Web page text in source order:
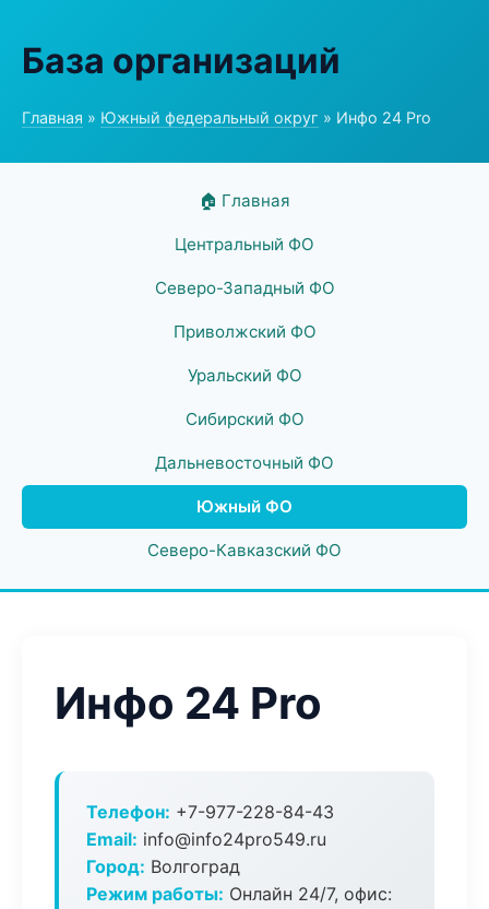
База организаций
Главная » Южный федеральный округ » Инфо 24 Pro
🏠 Главная
Центральный ФО
Северо-Западный ФО
Приволжский ФО
Уральский ФО
Сибирский ФО
Дальневосточный ФО
Южный ФО
Северо-Кавказский ФО
Инфо 24 Pro
Телефон: +7-977-228-84-43
Email: info@info24pro549.ru
Город: Волгоград
Режим работы: Онлайн 24/7, офис: